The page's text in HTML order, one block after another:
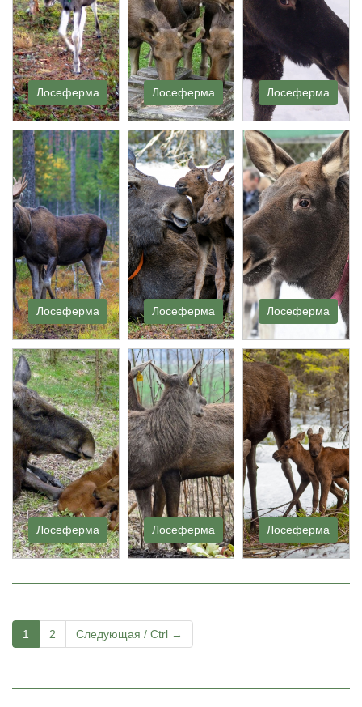
Лосеферма Лосеферма Лосеферма
Лосеферма Лосеферма Лосеферма
Лосеферма Лосеферма Лосеферма
1 2 Следующая / Ctrl →